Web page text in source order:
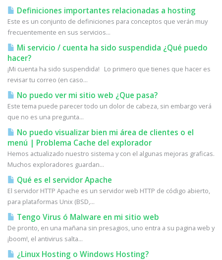
Definiciones importantes relacionadas a hosting
Este es un conjunto de definiciones para conceptos que verán muy
frecuentemente en sus servicios...
Mi servicio / cuenta ha sido suspendida ¿Qué puedo
hacer?
¡Mi cuenta ha sido suspendida! Lo primero que tienes que hacer es
revisar tu correo (en caso...
No puedo ver mi sitio web ¿Que pasa?
Este tema puede parecer todo un dolor de cabeza, sin embargo verá
que no es una pregunta...
No puedo visualizar bien mi área de clientes o el
menú | Problema Cache del explorador
Hemos actualizado nuestro sistema y con el algunas mejoras graficas.
Muchos exploradores guardan...
Qué es el servidor Apache
El servidor HTTP Apache es un servidor web HTTP de código abierto,
para plataformas Unix (BSD,...
Tengo Virus ó Malware en mi sitio web
De pronto, en una mañana sin presagios, uno entra a su pagina web y
¡boom!, el antivirus salta...
¿Linux Hosting o Windows Hosting?